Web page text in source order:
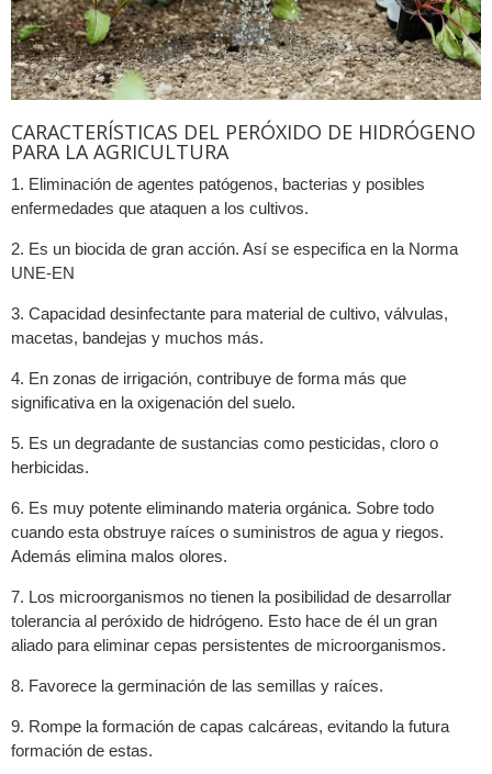
CARACTERÍSTICAS DEL PERÓXIDO DE HIDRÓGENO
PARA LA AGRICULTURA
1. Eliminación de agentes patógenos, bacterias y posibles
enfermedades que ataquen a los cultivos.
2. Es un biocida de gran acción. Así se especifica en la Norma
UNE-EN
3. Capacidad desinfectante para material de cultivo, válvulas,
macetas, bandejas y muchos más.
4. En zonas de irrigación, contribuye de forma más que
significativa en la oxigenación del suelo.
5. Es un degradante de sustancias como pesticidas, cloro o
herbicidas.
6. Es muy potente eliminando materia orgánica. Sobre todo
cuando esta obstruye raíces o suministros de agua y riegos.
Además elimina malos olores.
7. Los microorganismos no tienen la posibilidad de desarrollar
tolerancia al peróxido de hidrógeno. Esto hace de él un gran
aliado para eliminar cepas persistentes de microorganismos.
8. Favorece la germinación de las semillas y raíces.
9. Rompe la formación de capas calcáreas, evitando la futura
formación de estas.